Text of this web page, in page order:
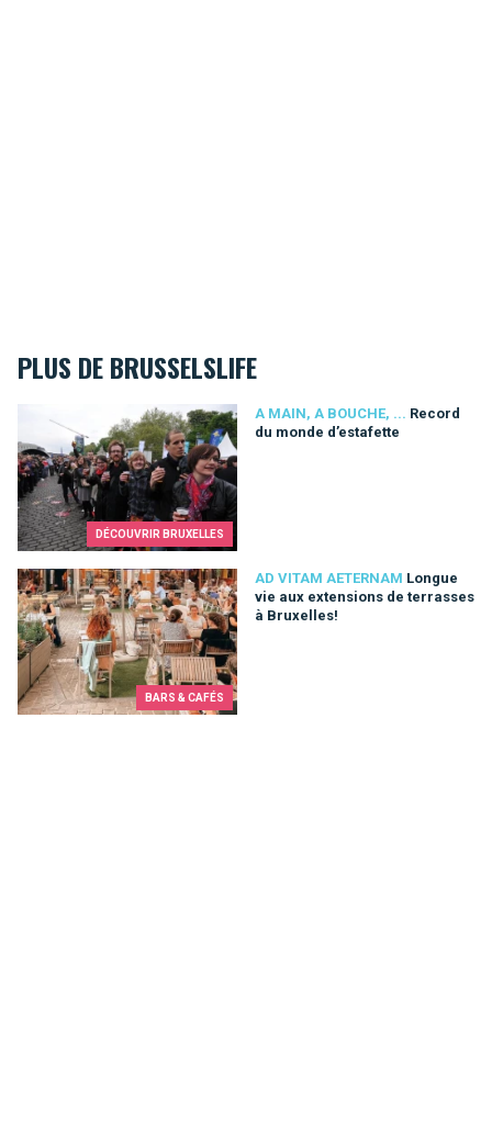
PLUS DE BRUSSELSLIFE
DÉCOUVRIR BRUXELLES
A MAIN, A BOUCHE, ... Record
du monde d’estafette
Record du monde d’estafette
BARS & CAFÉS
AD VITAM AETERNAM Longue
vie aux extensions de terrasses
à Bruxelles!
Longue vie aux extensions de terrasses à Bruxelles!